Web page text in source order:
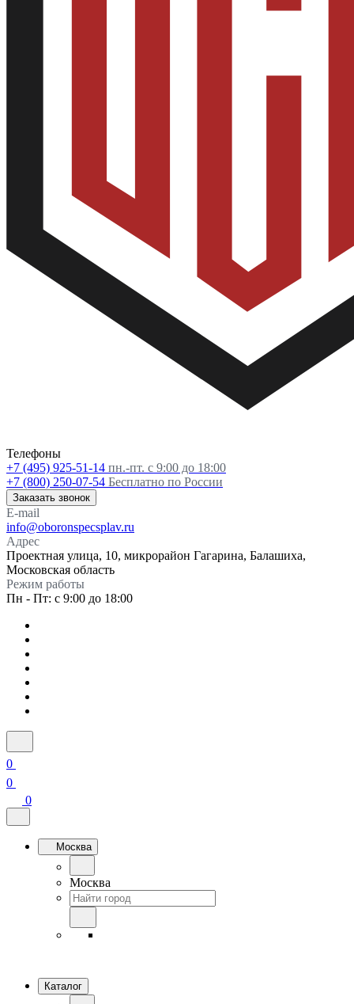
Телефоны
+7 (495) 925-51-14 пн.-пт. с 9:00 до 18:00
+7 (800) 250-07-54 Бесплатно по России
Заказать звонок
E-mail
info@oboronspecsplav.ru
Адрес
Проектная улица, 10, микрорайон Гагарина, Балашиха,
Московская область
Режим работы
Пн - Пт: с 9:00 до 18:00
0
0
0
Москва
Москва
Каталог